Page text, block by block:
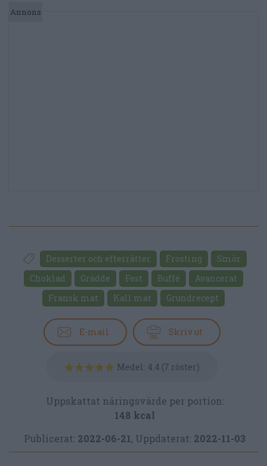
Desserter och efterrätter Frosting
Smör
Choklad
Grädde Fest Buffé
Avancerat
Fransk mat
Kall mat Grundrecept
E-mail Skriv ut
Medel: 4.4 (7 röster)
Uppskattat näringsvärde per portion:
148 kcal
Publicerat: 2022-06-21, Uppdaterat: 2022-11-03